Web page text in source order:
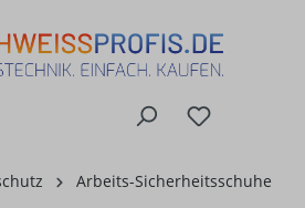
Arbeits-Sicherheitsschuhe